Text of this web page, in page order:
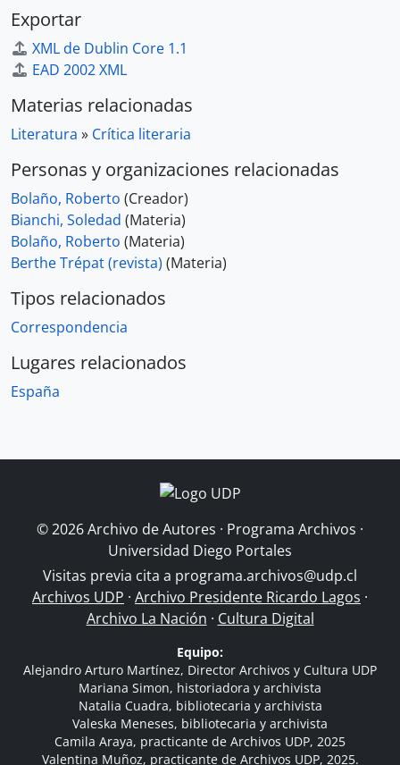
Exportar
XML de Dublin Core 1.1
EAD 2002 XML
Materias relacionadas
Literatura » Crítica literaria
Personas y organizaciones relacionadas
Bolaño, Roberto (Creador)
Bianchi, Soledad (Materia)
Bolaño, Roberto (Materia)
Berthe Trépat (revista) (Materia)
Tipos relacionados
Correspondencia
Lugares relacionados
España
© 2026 Archivo de Autores · Programa Archivos ·
Universidad Diego Portales
Visitas previa cita a programa.archivos@udp.cl
Archivos UDP · Archivo Presidente Ricardo Lagos ·
Archivo La Nación · Cultura Digital
Equipo:
Alejandro Arturo Martínez, Director Archivos y Cultura UDP
Mariana Simon, historiadora y archivista
Natalia Cuadra, bibliotecaria y archivista
Valeska Meneses, bibliotecaria y archivista
Camila Araya, practicante de Archivos UDP, 2025
Valentina Muñoz, practicante de Archivos UDP, 2025.